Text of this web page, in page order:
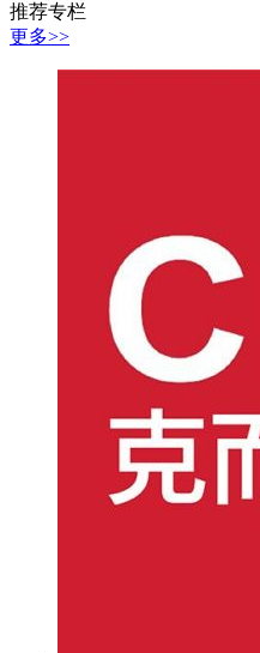
推荐专栏
更多>>